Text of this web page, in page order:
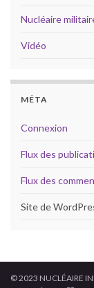
Nucléaire
Vidéo
MÉTA
Connexion
Flux des
Flux des
Site de
© 2023 NUCLÉAIRE